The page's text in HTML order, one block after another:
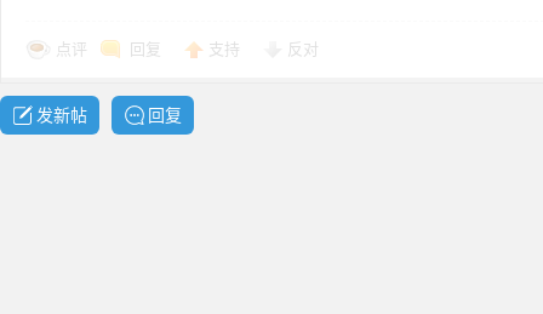
点评 回复 支持 反对
发新帖 回复